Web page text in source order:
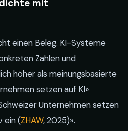
mit
einen Beleg. KI-Systeme
Zahlen und
höher als meinungsbasierte
setzen auf KI»
Unternehmen setzen
ein (ZHAW, 2025)».